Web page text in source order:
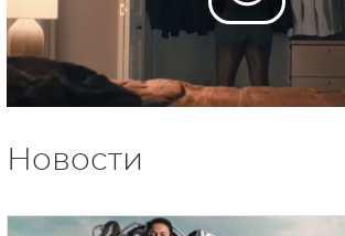
Новости